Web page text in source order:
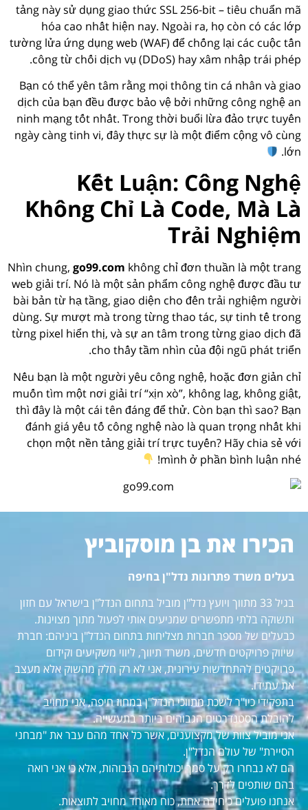
tảng này sử dụng giao thức SSL 256-bit – tiêu chuẩn mã
hóa cao nhất hiện nay. Ngoài ra, họ còn có các lớp
tường lửa ứng dụng web (WAF) để chống lại các cuộc tấn
công từ chối dịch vụ (DDoS) hay xâm nhập trái phép.
Bạn có thể yên tâm rằng mọi thông tin cá nhân và giao
dịch của bạn đều được bảo vệ bởi những công nghệ an
ninh mạng tốt nhất. Trong thời buổi lừa đảo trực tuyến
ngày càng tinh vi, đây thực sự là một điểm cộng vô cùng
lớn.
Kết Luận: Công Nghệ
Không Chỉ Là Code, Mà Là
Trải Nghiệm
Nhìn chung, go99.com không chỉ đơn thuần là một trang
web giải trí. Nó là một sản phẩm công nghệ được đầu tư
bài bản từ hạ tầng, giao diện cho đến trải nghiệm người
dùng. Sự mượt mà trong từng thao tác, sự tinh tế trong
từng pixel hiển thị, và sự an tâm trong từng giao dịch đã
cho thấy tầm nhìn của đội ngũ phát triển.
Nếu bạn là một người yêu công nghệ, hoặc đơn giản chỉ
muốn tìm một nơi giải trí “xịn xò”, không lag, không giật,
thì đây là một cái tên đáng để thử. Còn bạn thì sao? Bạn
đánh giá yếu tố công nghệ nào là quan trọng nhất khi
chọn một nền tảng giải trí trực tuyến? Hãy chia sẻ với
mình ở phần bình luận nhé!
הכירו את בן מוסקוביץ
בעלים משרד פתרונות נדל"ן בחיפה
בגיל 33 מתווך ויועץ נדל"ן מוביל בתחום הנדל"ן בישראל עם חזון
ותשוקה בלתי מתפשרים שמניעים אותי לפעול מתוך מצוינות.
כבעלים של מספר חברות מצליחות בתחום הנדל"ן ביניהם: חברת
שיווק פרויקטים חדשים, משרד תיווך, ליווי משקיעים וקידום
פרויקטים להתחדשות עירונית, אני לא רק חלק מהשוק אלא מעצב
את עתידו.
בתפקידי כיו"ר לשכת מתווכי הנדל"ן במחוז חיפה, אני מחויב
להובלת הסטנדרטים הגבוהים ביותר בתעשייה.
אני מוביל צוות של מקצוענים, אשר כל אחד מהם עבר את "מבחני
הסיירת" של עולם הנדל"ן.
הם לא נבחרו רק על סמך יכולותיהם הגבוהות, אלא כי אני רואה
בהם שותפים לדרך.
אנחנו פועלים כיחידה אחת, כוח מאוחד מחויב לתוצאות.